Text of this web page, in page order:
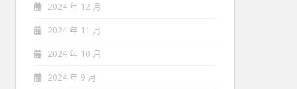
2024 年 12 月
2024 年 11 月
2024 年 10 月
2024 年 9 月